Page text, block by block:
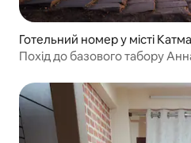
Готельний номер у місті
Похід до базового табору